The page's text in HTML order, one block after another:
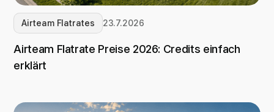
Airteam Flatrates 23.7.2026
Airteam Flatrate Preise 2026: Credits einfach
erklärt